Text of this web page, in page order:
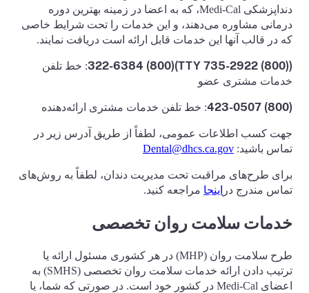
دنداپزشکی Medi-Cal، که به اعضا در زمینه بهترین دوره
درمانی مشاوره می‌دهند، و این خدمات را تحت شرایط خاصی
که در قالب آنها این خدمات قابل ارائه است دریافت نمایند.
: خط تلفن
خدمات مشتری عضو
: خط تلفن خدمات مشتری ارائه‌دهنده
جهت کسب اطلاعات عمومی، لطفاً از طریق آدرس زیر در
تماس باشید:Dental@dhcs.ca.gov
برای طرح‌های مراقبت تحت مدیریت دندان، لطفاً به روش‌های
تماس مندرج دراینجامراجعه کنید.
خدمات سلامت روان تخصصی
طرح سلامت روان (MHP) در هر کشوری مسئول ارائه یا
ترتیب دادن ارائه خدمات سلامت روان تخصصی (SMHS) به
اعضای Medi-Cal در کشور خود است. در صورتی که شما، یا